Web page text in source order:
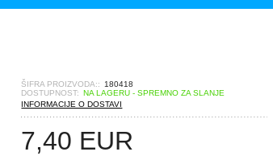
ŠIFRA PROIZVODA::
180418
DOSTUPNOST: NA LAGERU - SPREMNO ZA SLANJE
INFORMACIJE O DOSTAVI
7,40 EUR